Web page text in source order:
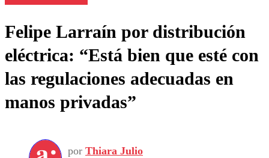
Felipe Larraín por distribución
eléctrica: “Está bien que esté con
las regulaciones adecuadas en
manos privadas”
por Thiara Julio